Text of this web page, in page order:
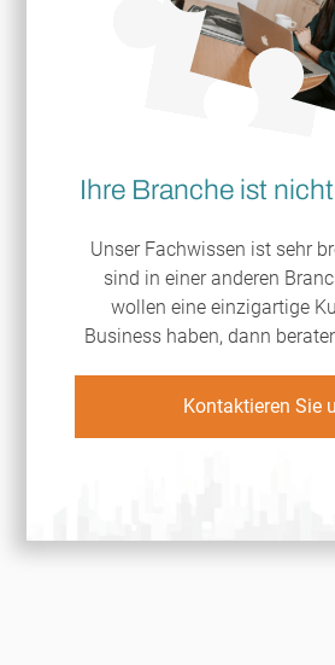
Ihre Branche ist
Unser Fachwissen ist sehr
sind in einer anderen
wollen eine einzigartige
Business haben, dann
Kontaktieren Sie